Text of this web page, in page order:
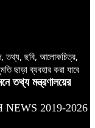
তথ্য, ছবি, আলোকচিত্র,
ছাড়া ব্যবহার করা যাবে
তথ্য মন্ত্রণালয়ের
2019-2026